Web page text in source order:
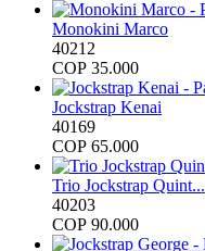
Monokini Marco
40212
COP 35.000
Jockstrap Kenai
40169
COP 65.000
Trio Jockstrap Quint...
40203
COP 90.000